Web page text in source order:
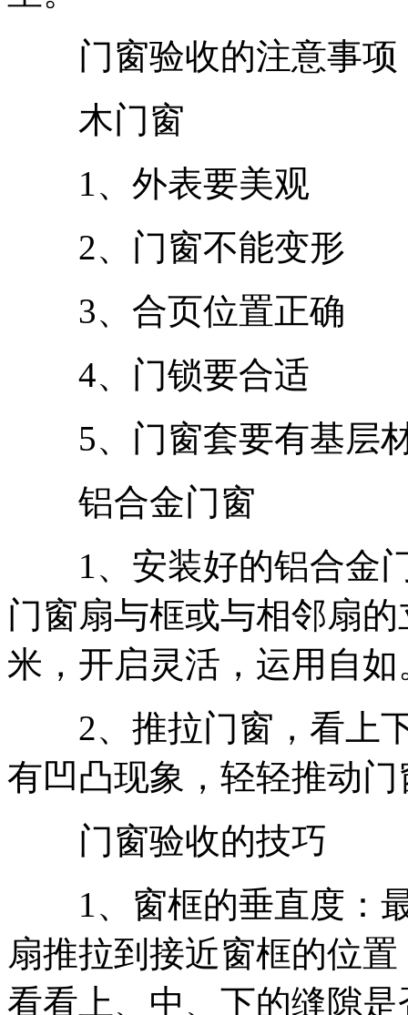
门窗验收的注意事项
木门窗
1、外表要美观
2、门窗不能变形
3、合页位置正确
4、门锁要合适
5、门窗套要有基层
铝合金门窗
1、安装好的铝合金门
门窗扇与框或与相邻扇
米，开启灵活，运用自如
2、推拉门窗，看上下
有凹凸现象，轻轻推动
门窗验收的技巧
1、窗框的垂直度：最
扇推拉到接近窗框的位
看看上、中、下的缝隙